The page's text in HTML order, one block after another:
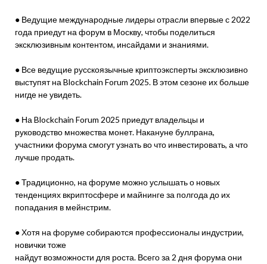
● Ведущие международные лидеры отрасли впервые с 2022
года приедут на форум в Москву, чтобы поделиться
эксклюзивным контентом, инсайдами и знаниями.
● Все ведущие русскоязычные криптоэксперты эксклюзивно
выступят на Blockchain Forum 2025. В этом сезоне их больше
нигде не увидеть.
● На Blockchain Forum 2025 приедут владельцы и
руководство множества монет. Накануне буллрана,
участники форума смогут узнать во что инвестировать, а что
лучше продать.
● Традиционно, на форуме можно услышать о новых
тенденциях вкриптосфере и майнинге за полгода до их
попадания в мейнстрим.
● Хотя на форуме собираются профессионалы индустрии,
новички тоже
найдут возможности для роста. Всего за 2 дня форума они